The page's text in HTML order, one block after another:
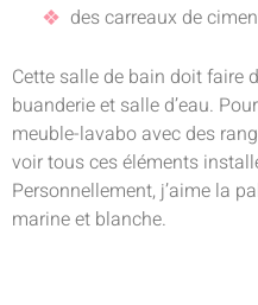
des carreaux de
Cette salle de bain doit faire
buanderie et salle d’eau.
meuble-lavabo avec des
voir tous ces éléments
Personnellement, j’aime la
marine et blanche.